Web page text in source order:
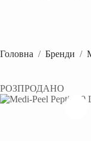
Головна / Бренди /
РОЗПРОДАНО